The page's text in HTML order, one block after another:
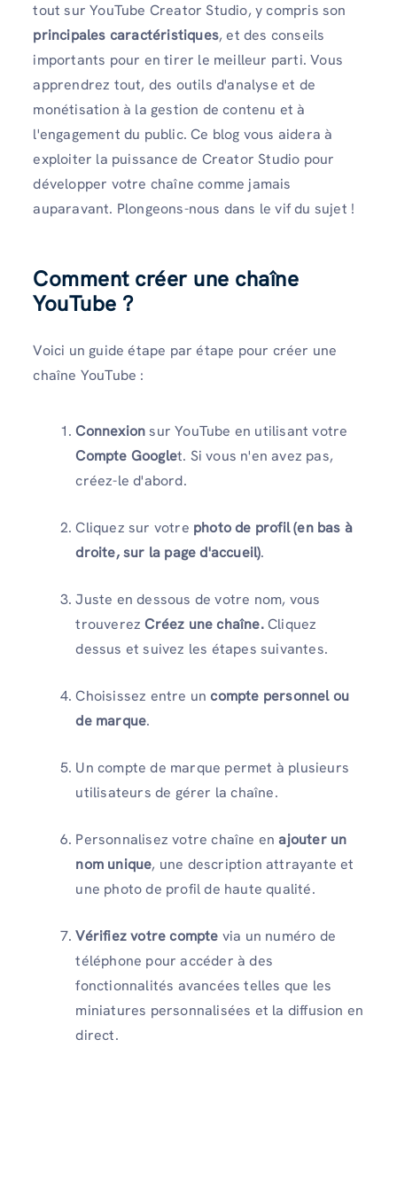
tout sur YouTube Creator Studio, y compris son
principales caractéristiques, et des conseils
importants pour en tirer le meilleur parti. Vous
apprendrez tout, des outils d'analyse et de
monétisation à la gestion de contenu et à
l'engagement du public. Ce blog vous aidera à
exploiter la puissance de Creator Studio pour
développer votre chaîne comme jamais
auparavant. Plongeons-nous dans le vif du sujet !
Comment créer une chaîne
YouTube ?
Voici un guide étape par étape pour créer une
chaîne YouTube :
Connexionsur YouTube en utilisant votre
Compte Googlet. Si vous n'en avez pas,
créez-le d'abord.
Cliquez sur votre photo de profil (en bas à
droite, sur la page d'accueil).
Juste en dessous de votre nom, vous
trouverezCréez une chaîne.Cliquez
dessus et suivez les étapes suivantes.
Choisissez entre uncompte personnel ou
de marque.
Un compte de marque permet à plusieurs
utilisateurs de gérer la chaîne.
Personnalisez votre chaîne enajouter un
nom unique, une description attrayante et
une photo de profil de haute qualité.
Vérifiez votre compte via un numéro de
téléphone pour accéder à des
fonctionnalités avancées telles que les
miniatures personnalisées et la diffusion en
direct.